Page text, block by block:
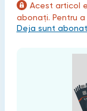
Acest articol
abonați. Pentru
Deja sunt abonat